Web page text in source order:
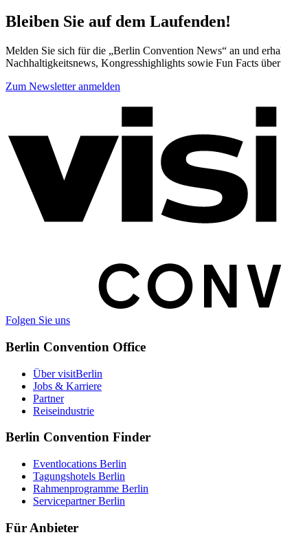
Bleiben Sie auf dem Laufenden!
Melden Sie sich für die „Berlin Convention News“ an und
Nachhaltigkeitsnews, Kongresshighlights sowie Fun Facts
Zum Newsletter anmelden
Informationen
Folgen Sie uns
Berlin Convention Office
Über visitBerlin
Jobs & Karriere
Partner
Reiseindustrie
Berlin Convention Finder
Eventlocations Berlin
Tagungshotels Berlin
Rahmenprogramme Berlin
Servicepartner Berlin
Für Anbieter